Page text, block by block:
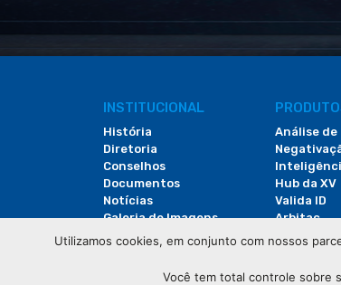
INSTITUCIONAL
História
Diretoria
Conselhos
Documentos
Notícias
Galeria de Imagens
Revista do Comércio
Análise
Hub da XV
Valida ID
Arbitac
Locação
Utilizamos cookies, em conjunto com nossos
Você tem total controle sobre